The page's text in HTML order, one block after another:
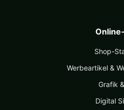
Shop-
Werbeartikel &
Grafik
Digital